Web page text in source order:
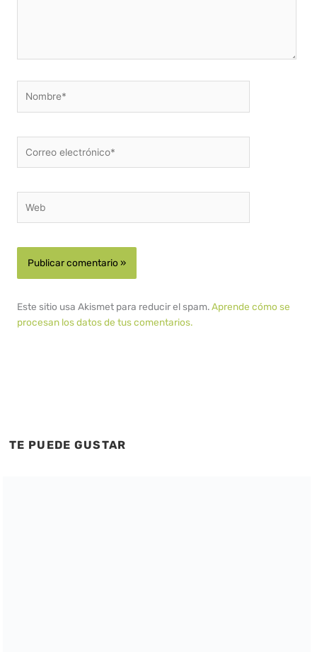
electrónico*
Este sitio usa Akismet para reducir el spam.Aprende cómo se
procesan los datos de tus comentarios.
TE PUEDE GUSTAR